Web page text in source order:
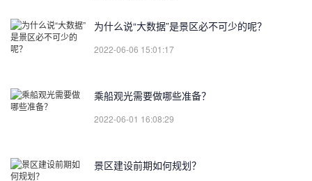
为什么说“大数据”是景区必不可少的呢？
2022-06-06 15:01:17
乘船观光需要做哪些准备？
2022-06-01 16:08:29
景区建设前期如何规划？